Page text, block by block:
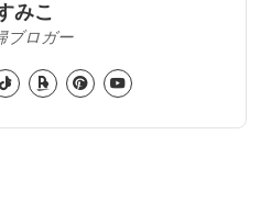
みこ
ブロガー